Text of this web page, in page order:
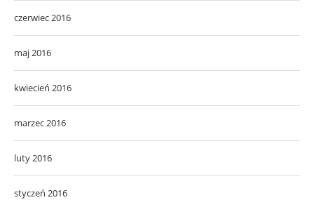
czerwiec 2016
maj 2016
kwiecień 2016
marzec 2016
luty 2016
styczeń 2016